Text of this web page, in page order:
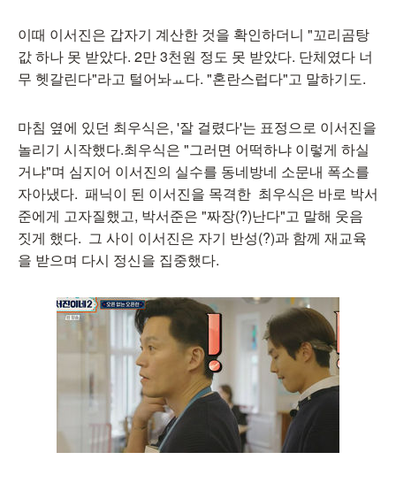
이때 이서진은 갑자기 계산한 것을 확인하더니 "꼬리곰탕
값 하나 못 받았다. 2만 3천원 정도 못 받았다. 단체였다 너
무 헷갈린다"라고 털어놔ㅛ다. "혼란스럽다"고 말하기도.
마침 옆에 있던 최우식은, '잘 걸렸다'는 표정으로 이서진을
놀리기 시작했다.최우식은 "그러면 어떡하냐 이렇게 하실
거냐"며 심지어 이서진의 실수를 동네방네 소문내 폭소를
자아냈다. 패닉이 된 이서진을 목격한 최우식은 바로 박서
준에게 고자질했고, 박서준은 "짜장(?)난다"고 말해 웃음
짓게 했다. 그 사이 이서진은 자기 반성(?)과 함께 재교육
을 받으며 다시 정신을 집중했다.